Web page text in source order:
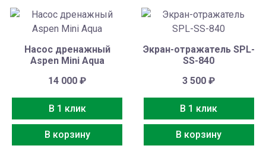
Насос дренажный
Aspen Mini Aqua
14 000₽
В 1 клик
В корзину
Экран-отражатель SPL-
SS-840
3 500₽
В 1 клик
В корзину